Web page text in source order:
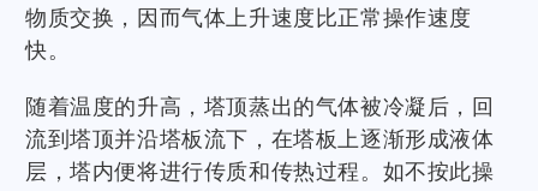
物质交换，因而气体上升速度比正常操作速度
快。
随着温度的升高，塔顶蒸出的气体被冷凝后，回
流到塔顶并沿塔板流下，在塔板上逐渐形成液体
层，塔内便将进行传质和传热过程。如不按此操